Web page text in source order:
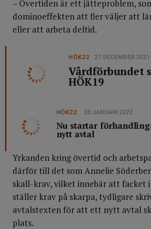
– Övertiden är ett jätteproblem,
dominoeffekten att fler väljer att
eller att arbeta deltid.
HÖK22 27 DECEMBER 2021
Vårdförbundet
HÖK19
HÖK22 20 JANUARI 2022
Nu startar
nytt avtal
Yrkanden kring övertid och
därför till det som Annelie
skall-krav, vilket innebär att facket
ställer krav på skarpa, tydligare
avtalstexten för att ett nytt avtal
plats.